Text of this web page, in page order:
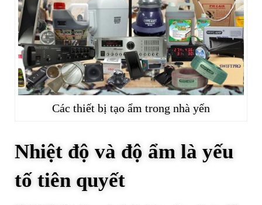
Các thiết bị tạo ẩm trong nhà yến
Nhiệt độ và độ ẩm là yếu
tố tiên quyết